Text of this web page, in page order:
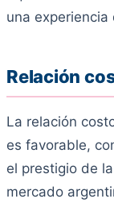
una
Relación
La relación
es favorable,
el prestigio de
mercado